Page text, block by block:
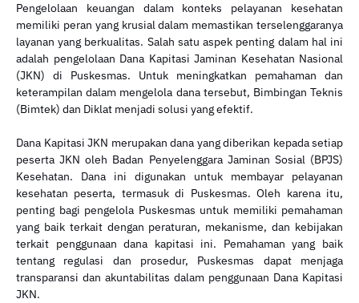
Pengelolaan keuangan dalam konteks pelayanan kesehatan
memiliki peran yang krusial dalam memastikan terselenggaranya
layanan yang berkualitas. Salah satu aspek penting dalam hal ini
adalah pengelolaan Dana Kapitasi Jaminan Kesehatan Nasional
(JKN) di Puskesmas. Untuk meningkatkan pemahaman dan
keterampilan dalam mengelola dana tersebut, Bimbingan Teknis
(Bimtek) dan Diklat menjadi solusi yang efektif.
Dana Kapitasi JKN merupakan dana yang diberikan kepada setiap
peserta JKN oleh Badan Penyelenggara Jaminan Sosial (BPJS)
Kesehatan. Dana ini digunakan untuk membayar pelayanan
kesehatan peserta, termasuk di Puskesmas. Oleh karena itu,
penting bagi pengelola Puskesmas untuk memiliki pemahaman
yang baik terkait dengan peraturan, mekanisme, dan kebijakan
terkait penggunaan dana kapitasi ini. Pemahaman yang baik
tentang regulasi dan prosedur, Puskesmas dapat menjaga
transparansi dan akuntabilitas dalam penggunaan Dana Kapitasi
JKN.